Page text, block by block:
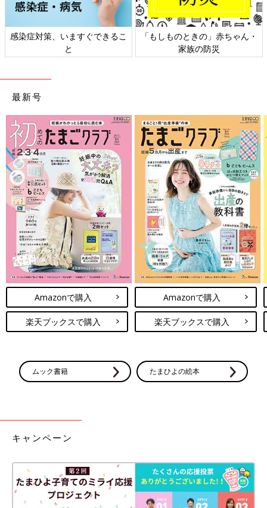
マ。
「検討したのは首が座り始めてからなのですが、バウンサーだと
まだ3カ月の赤ちゃんには大きいので、首まであるので寄りかか
りが安定するかなと思って、バスチェアを買いました。
リビングでも使えてお風呂でも使えるので便利かなと。あとは使
わないであれば空気を抜いて小さくできるのでこちらにしまし
た」
どこで買ったの？
「西松屋です」
おすすめPOINTは？
「ミルクあげたあと少し座らせておくのにちょうどいいです。真
ん中にずれ防止の棒があって、家事するときにちょっと目を離し
長時間座らせると途中で嫌がるので、空気式なら使わなければ収
納もできるし、バスチェアなのでお風呂で使うこともできるの
丈夫で長く使えるのが魅力！「ニトリ」のフリーチ
ェア（ジャスト2）
感染症対策、いますぐできるこ
と
「もしものときの」赤ちゃん・
家族の防災
最新号
Amazonで購入
楽天ブックスで購入
Amazonで購入
楽天ブックスで購入
ムック書籍 たまひよの絵本
キャンペーン